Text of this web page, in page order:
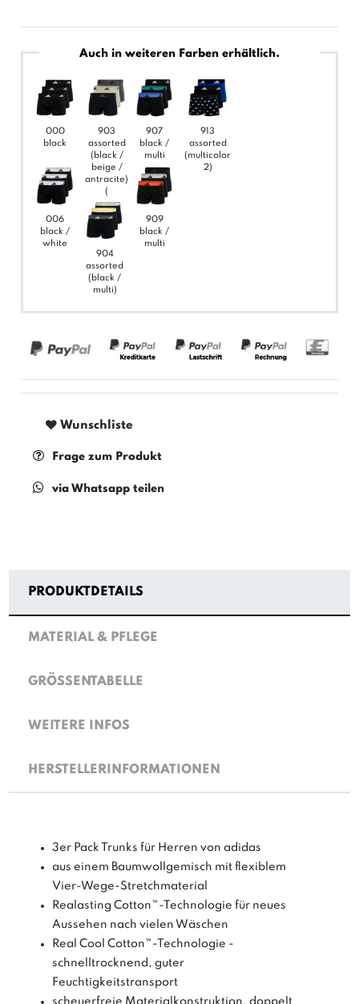
Auch in weiteren Farben erhältlich.
000
black
006
black /
white
903
assorted
(black /
beige /
antracite)
(
904
assorted
(black /
multi)
907
black /
multi
909
black /
multi
913
assorted
(multicolor
2)
Wunschliste
Frage zum Produkt
via Whatsapp teilen
PRODUKTDETAILS
MATERIAL & PFLEGE
GRÖSSENTABELLE
WEITERE INFOS
HERSTELLERINFORMATIONEN
3er Pack Trunks für Herren von adidas
aus einem Baumwollgemisch mit flexiblem
Vier-Wege-Stretchmaterial
Realasting Cotton™-Technologie für neues
Aussehen nach vielen Wäschen
Real Cool Cotton™-Technologie -
schnelltrocknend, guter
Feuchtigkeitstransport
scheuerfreie Materialkonstruktion, doppelt